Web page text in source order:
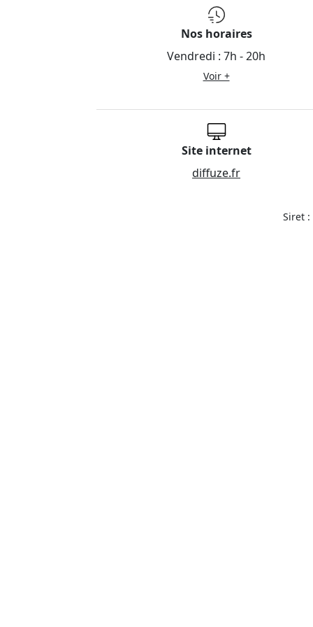
Nos horaires
Vendredi : 7h - 20h
Voir +
Site internet
diffuze.fr
Siret :